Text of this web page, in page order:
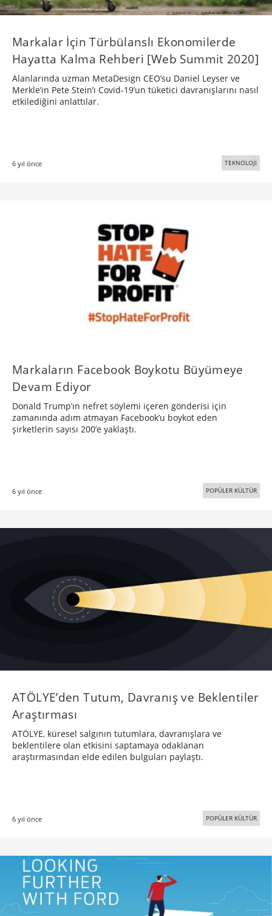
Markalar İçin Türbülanslı Ekonomilerde
Hayatta Kalma Rehberi [Web Summit 2020]
Alanlarında uzman MetaDesign CEO’su Daniel Leyser ve
Merkle’ın Pete Stein’ı Covid-19’un tüketici davranışlarını nasıl
etkilediğini anlattılar.
6 yıl önce TEKNOLOJİ
Markaların Facebook Boykotu Büyümeye
Devam Ediyor
Donald Trump’ın nefret söylemi içeren gönderisi için
zamanında adım atmayan Facebook’u boykot eden
şirketlerin sayısı 200’e yaklaştı.
6 yıl önce POPÜLER KÜLTÜR
ATÖLYE’den Tutum, Davranış ve Beklentiler
Araştırması
ATÖLYE, küresel salgının tutumlara, davranışlara ve
beklentilere olan etkisini saptamaya odaklanan
araştırmasından elde edilen bulguları paylaştı.
6 yıl önce POPÜLER KÜLTÜR